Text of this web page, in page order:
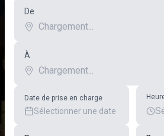
De
À
Date de prise en charge
Sélectionner une date